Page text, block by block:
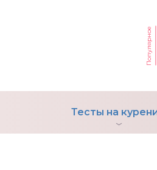
Популярное
Тесты на
поведения